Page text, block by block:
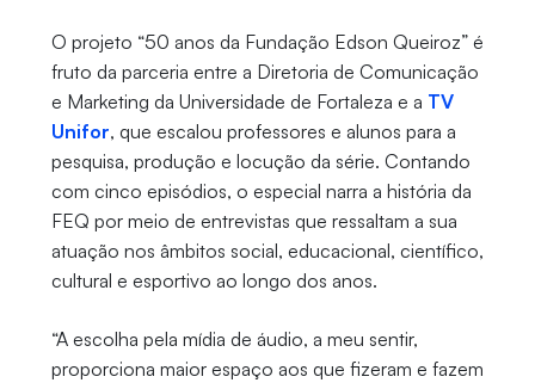
O projeto “50 anos da Fundação Edson Queiroz” é
fruto da parceria entre a Diretoria de Comunicação
e Marketing da Universidade de Fortaleza e a TV
Unifor, que escalou professores e alunos para a
pesquisa, produção e locução da série. Contando
com cinco episódios, o especial narra a história da
FEQ por meio de entrevistas que ressaltam a sua
atuação nos âmbitos social, educacional, científico,
cultural e esportivo ao longo dos anos.
“A escolha pela mídia de áudio, a meu sentir,
proporciona maior espaço aos que fizeram e fazem